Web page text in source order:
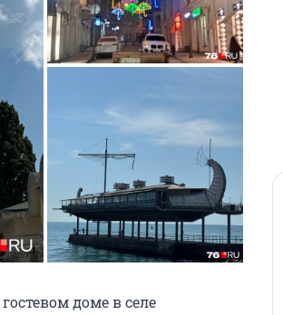
доме в селе